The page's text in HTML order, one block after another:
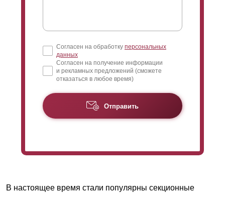
Согласен на обработку персональных
данных
Согласен на получение информации
и рекламных предложений (сможете
отказаться в любое время)
Отправить
В настоящее время стали популярны секционные